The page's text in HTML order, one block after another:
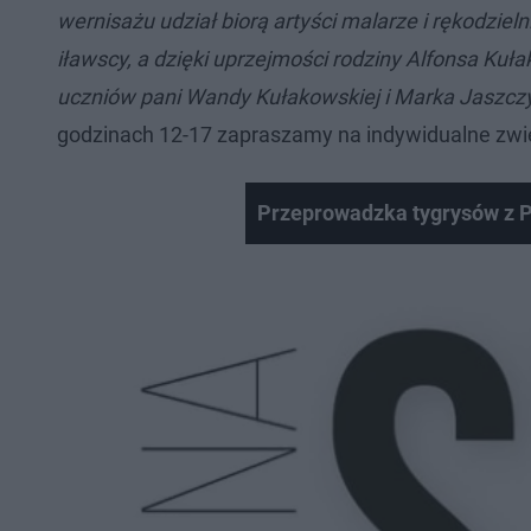
wernisażu udział biorą artyści malarze i
iławscy, a dzięki uprzejmości rodziny Alfonsa
uczniów pani Wandy Kułakowskiej i Marka
godzinach 12-17 zapraszamy na indywidualne
Przeprowadzka tygrysów z